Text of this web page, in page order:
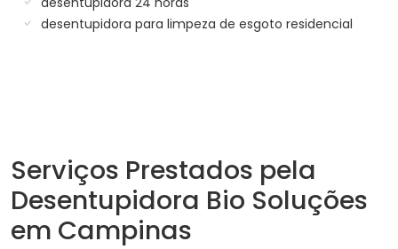
desentupidora para limpeza de esgoto residencial
Serviços Prestados pela
Desentupidora Bio Soluções
em Campinas